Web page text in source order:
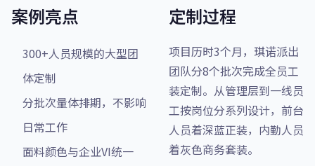
案例亮点
300+人员规模的大型团
体定制
分批次量体排期，不影响
日常工作
面料颜色与企业VI统一
定制过程
项目历时3个月，琪诺派出
团队分8个批次完成全员工
装定制。从管理层到一线员
工按岗位分系列设计，前台
人员着深蓝正装，内勤人员
着灰色商务套装。